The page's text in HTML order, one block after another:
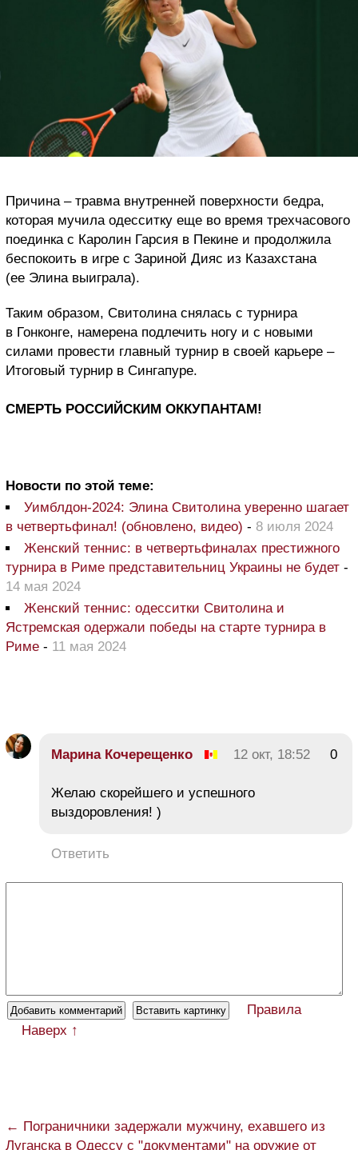
Причина – травма внутренней поверхности бедра,
которая мучила одесситку еще во время трехчасового
поединка с Каролин Гарсия в Пекине и продолжила
беспокоить в игре с Зариной Дияс из Казахстана
(ее Элина выиграла).
Таким образом, Свитолина снялась с турнира
в Гонконге, намерена подлечить ногу и с новыми
силами провести главный турнир в своей карьере –
Итоговый турнир в Сингапуре.
СМЕРТЬ РОССИЙСКИМ ОККУПАНТАМ!
Новости по этой теме:
Уимблдон-2024: Элина Свитолина уверенно шагает
в четвертьфинал! (обновлено, видео) - 8 июля 2024
Женский теннис: в четвертьфиналах престижного
турнира в Риме представительниц Украины не будет -
14 мая 2024
Женский теннис: одесситки Свитолина и
Ястремская одержали победы на старте турнира в
Риме - 11 мая 2024
Марина Кочерещенко 12 окт, 18:52 0
Желаю скорейшего и успешного
выздоровления! )
Ответить
Правила
Наверх ↑
← Пограничники задержали мужчину, ехавшего из
Луганска в Одессу с "документами" на оружие от